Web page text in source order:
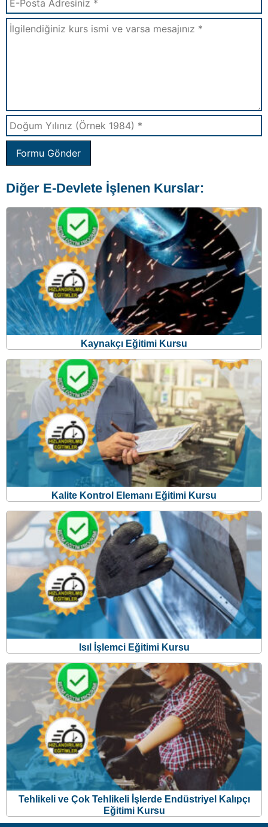
Formu Gönder
Diğer E-Devlete İşlenen Kurslar:
Kaynakçı Eğitimi Kursu
Kalite Kontrol Elemanı Eğitimi Kursu
Isıl İşlemci Eğitimi Kursu
Tehlikeli ve Çok Tehlikeli İşlerde Endüstriyel Kalıpçı
Eğitimi Kursu